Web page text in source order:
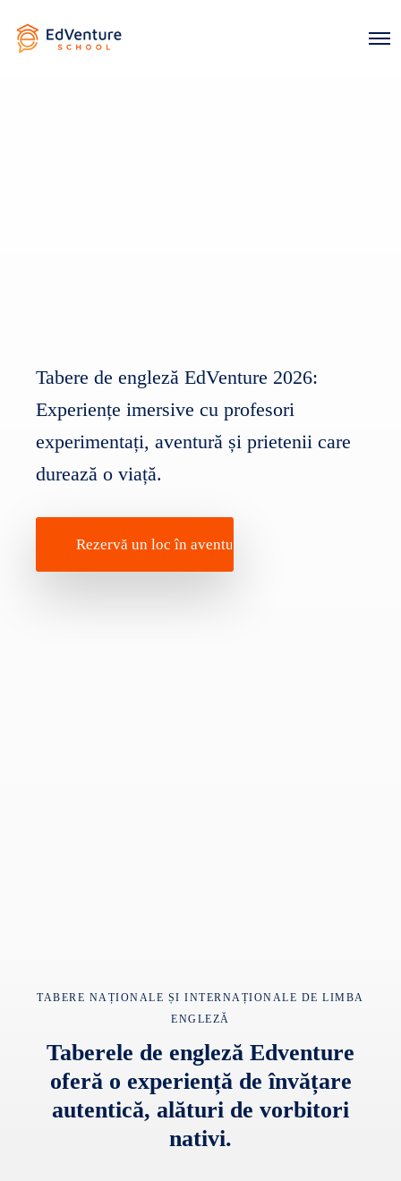
Tabere de engleză EdVenture 2026:
Experiențe imersive cu profesori
experimentați, aventură și prietenii care
durează o viață.
Rezervă un loc în aventură
TABERE NAȚIONALE ȘI INTERNAȚIONALE DE LIMBA
ENGLEZĂ
Taberele de engleză Edventure
oferă o experiență de învățare
autentică, alături de vorbitori
nativi.